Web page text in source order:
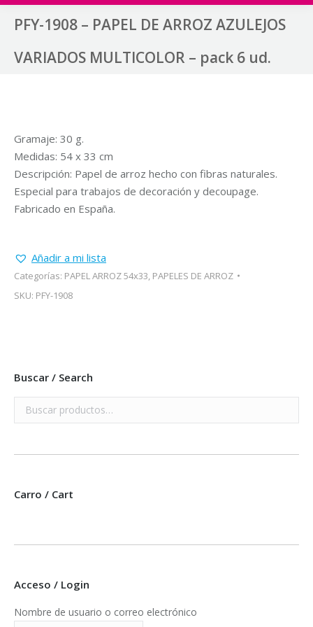
PFY-1908 – PAPEL DE ARROZ AZULEJOS
VARIADOS MULTICOLOR – pack 6 ud.
Gramaje: 30 g.
Medidas: 54 x 33 cm
Descripción: Papel de arroz hecho con fibras naturales.
Especial para trabajos de decoración y decoupage.
Fabricado en España.
Añadir a mi lista
Categorías: PAPEL ARROZ 54x33, PAPELES DE ARROZ
SKU: PFY-1908
Buscar / Search
Carro / Cart
Acceso / Login
Nombre de usuario o correo electrónico